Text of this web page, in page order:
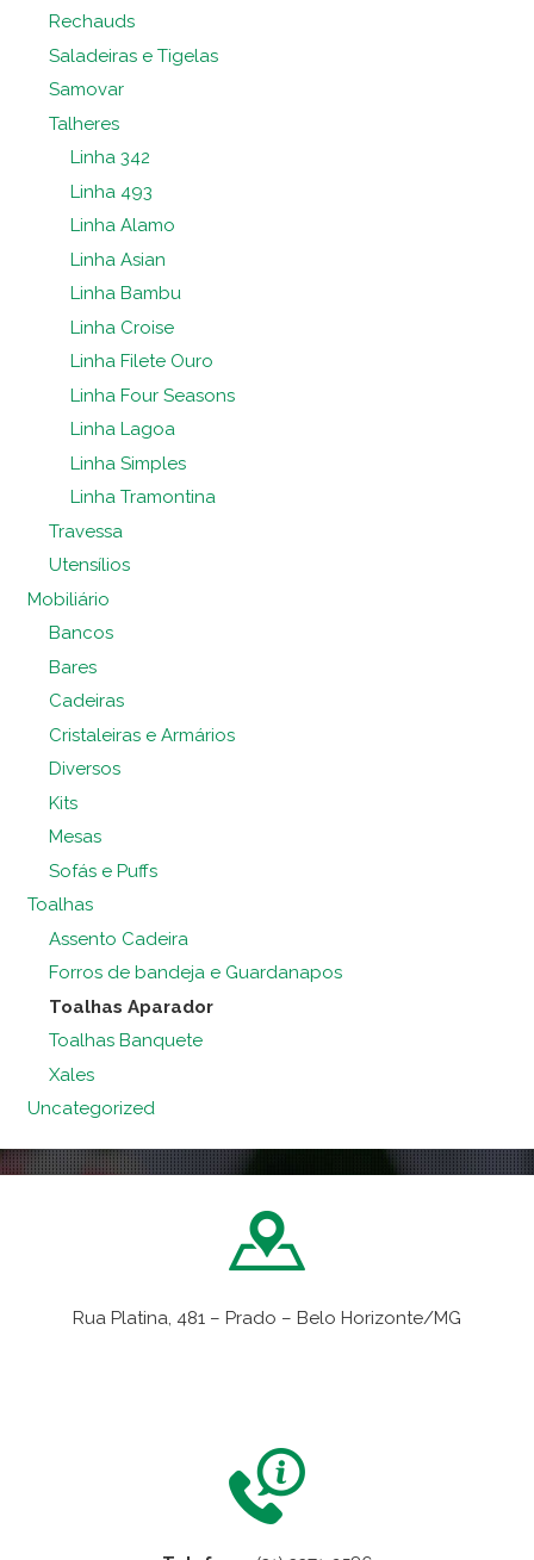
Rechauds
Saladeiras e Tigelas
Samovar
Talheres
Linha 342
Linha 493
Linha Alamo
Linha Asian
Linha Bambu
Linha Croise
Linha Filete Ouro
Linha Four Seasons
Linha Lagoa
Linha Simples
Linha Tramontina
Travessa
Utensílios
Mobiliário
Bancos
Bares
Cadeiras
Cristaleiras e Armários
Diversos
Kits
Mesas
Sofás e Puffs
Toalhas
Assento Cadeira
Forros de bandeja e Guardanapos
Toalhas Aparador
Toalhas Banquete
Xales
Uncategorized
Rua Platina, 481 – Prado – Belo Horizonte/MG